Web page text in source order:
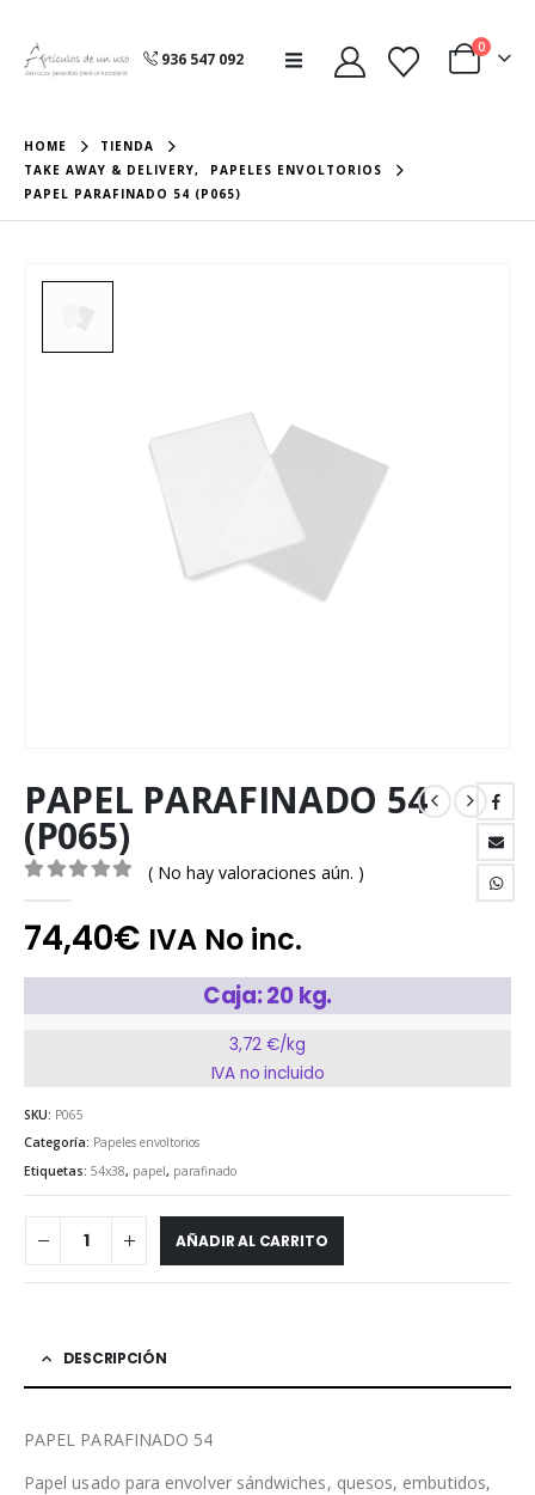
936 547 092
0
HOME
TIENDA
TAKE AWAY & DELIVERY,
PAPELES ENVOLTORIOS
PAPEL PARAFINADO 54 (P065)
PAPEL PARAFINADO 54
(P065)
( No hay valoraciones aún. )
74,40€ IVA No inc.
Caja: 20 kg.
3,72 €/kg
IVA no incluido
SKU: P065
Categoría: Papeles envoltorios
Etiquetas: 54x38, papel, parafinado
AÑADIR AL CARRITO
DESCRIPCIÓN
PAPEL PARAFINADO 54
Papel usado para envolver sándwiches, quesos, embutidos,